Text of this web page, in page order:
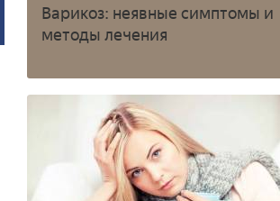
Варикоз: неявные симптомы и
методы лечения